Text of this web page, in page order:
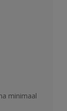
minimaal